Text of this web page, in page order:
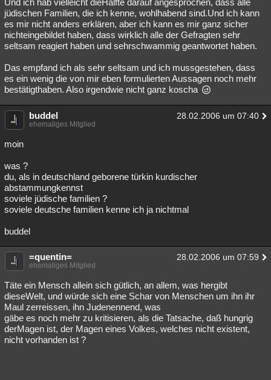
Und ich hab vielleicht dieHälfte darauf angesprochen, dass alle
jüdischen Familien, die ich kenne, wohlhabend sind.Und ich kann
es mir nicht anders erklären, aber ich kann es mir ganz sicher
nichteingebildet haben, dass wirklich alle der Gefragten sehr
seltsam reagiert haben und sehrschwammig geantwortet haben.
Das empfand ich als sehr seltsam und ich mussgestehen, dass
es ein wenig die von mir eben formulierten Aussagen noch mehr
bestätigthaben. Also irgendwie nicht ganz koscha
buddel 28.02.2006 um 07:40
ehemaliges Mitglied
moin
was ?
du, als in deutschland geborene türkin kurdischer
abstammungkennst
soviele jüdische familien ?
soviele deutsche familien kenne ich ja nichtmal
buddel
=quentin= 28.02.2006 um 07:59
ehemaliges Mitglied
Täte ein Mensch allein sich gütlich, an allem, was hergibt
dieseWelt, und würde sich eine Schar von Menschen um ihn ihr
Maul zerreissen, ihn Judenennend, was
gäbe es noch mehr zu kritisieren, als die Tatsache, daß hungrig
derMagen ist, der Magen eines Volkes, welches nicht existent,
nicht vorhanden ist ?